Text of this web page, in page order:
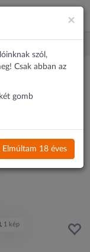
×
szól,
Csak abban az
gomb
Elmúltam 18 éves